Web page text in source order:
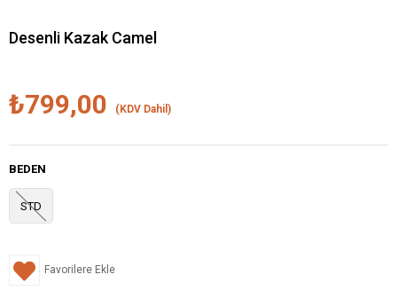
Desenli Kazak Camel
₺799,00 (KDV Dahil)
BEDEN
STD
Favorilere Ekle